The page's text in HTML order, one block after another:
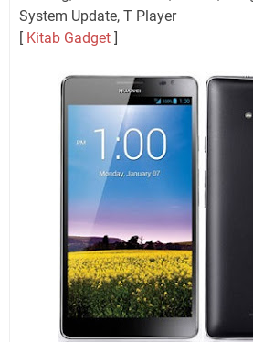
System Update, T Player
[ Kitab Gadget ]